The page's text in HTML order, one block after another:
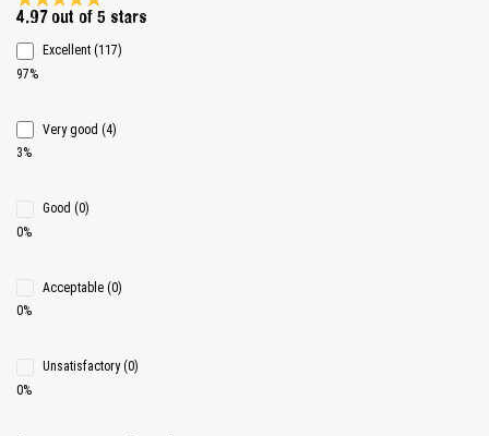
Average rating 4.9 of 5 Stars
4.97 out of 5 stars
Excellent (117)
97%
Very good (4)
3%
Good (0)
0%
Acceptable (0)
0%
Unsatisfactory (0)
0%